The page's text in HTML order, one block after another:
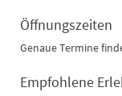
Öffnungszeiten
Genaue Termine
Empfohlene